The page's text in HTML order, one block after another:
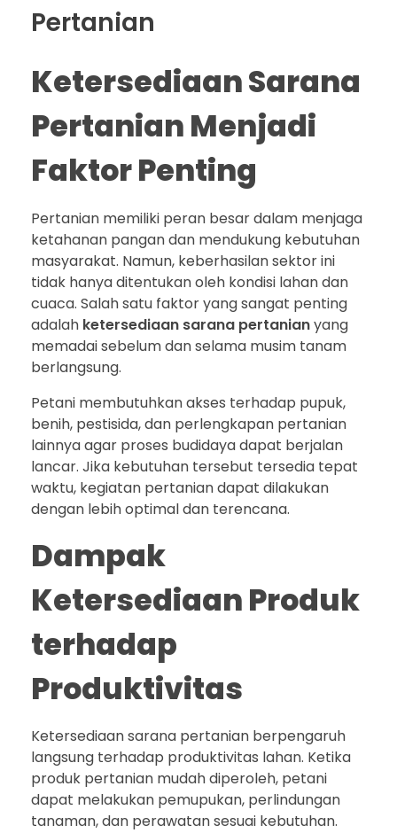
Pertanian
Ketersediaan Sarana
Pertanian Menjadi
Faktor Penting
Pertanian memiliki peran besar dalam menjaga
ketahanan pangan dan mendukung kebutuhan
masyarakat. Namun, keberhasilan sektor ini
tidak hanya ditentukan oleh kondisi lahan dan
cuaca. Salah satu faktor yang sangat penting
adalah ketersediaan sarana pertanianyang
memadai sebelum dan selama musim tanam
berlangsung.
Petani membutuhkan akses terhadap pupuk,
benih, pestisida, dan perlengkapan pertanian
lainnya agar proses budidaya dapat berjalan
lancar. Jika kebutuhan tersebut tersedia tepat
waktu, kegiatan pertanian dapat dilakukan
dengan lebih optimal dan terencana.
Dampak
Ketersediaan Produk
terhadap
Produktivitas
Ketersediaan sarana pertanian berpengaruh
langsung terhadap produktivitas lahan. Ketika
produk pertanian mudah diperoleh, petani
dapat melakukan pemupukan, perlindungan
tanaman, dan perawatan sesuai kebutuhan.